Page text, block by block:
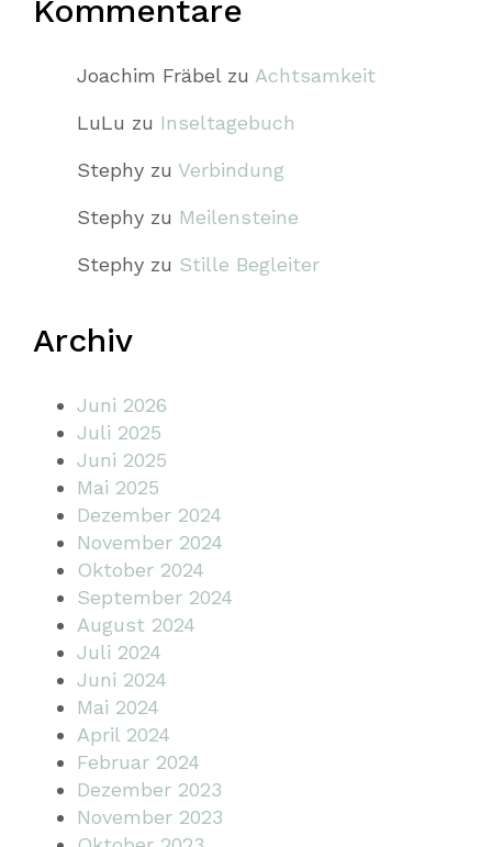
Kommentare
Joachim Fräbelzu Achtsamkeit
LuLu zu Inseltagebuch
Stephy zu Verbindung
Stephy zu Meilensteine
Stephy zu Stille Begleiter
Archiv
Juni 2026
Juli 2025
Juni 2025
Mai 2025
Dezember 2024
November 2024
Oktober 2024
September 2024
August 2024
Juli 2024
Juni 2024
Mai 2024
April 2024
Februar 2024
Dezember 2023
November 2023